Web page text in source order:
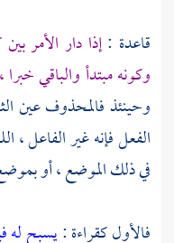
قاعدة :إذا دار الأمر
وكونه مبتدأ والباقي خبرا
وحينئذ فالمحذوف عين
الفعل فإنه غير الفاعل ،
في ذلك الموضع ، أو
فالأول كقراءة :يسبح له